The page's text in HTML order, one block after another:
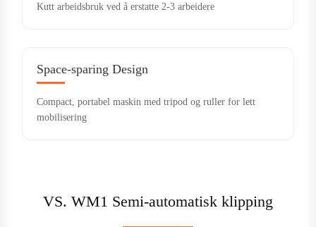
Kutt arbeidsbruk ved å erstatte 2-3 arbeidere
Space-sparing Design
Compact, portabel maskin med tripod og ruller for lett
mobilisering
VS. WM1 Semi-automatisk klipping